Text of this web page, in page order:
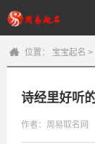
位置： 宝宝起名 >
诗经里好听
作者：周易取名网